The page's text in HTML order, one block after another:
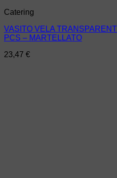
Catering
VASITO VELA
PCS – MARTELLATO
23,47 €